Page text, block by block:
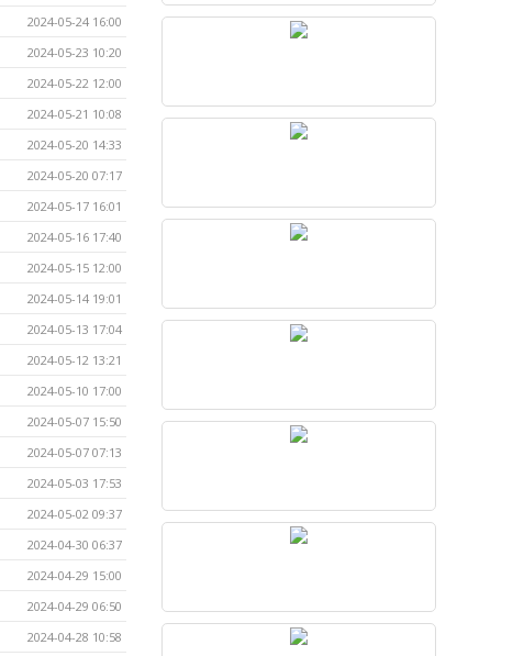
2024-05-24 16:00
2024-05-23 10:20
2024-05-22 12:00
2024-05-21 10:08
2024-05-20 14:33
2024-05-20 07:17
2024-05-17 16:01
2024-05-16 17:40
2024-05-15 12:00
2024-05-14 19:01
2024-05-13 17:04
2024-05-12 13:21
2024-05-10 17:00
2024-05-07 15:50
2024-05-07 07:13
2024-05-03 17:53
2024-05-02 09:37
2024-04-30 06:37
2024-04-29 15:00
2024-04-29 06:50
2024-04-28 10:58